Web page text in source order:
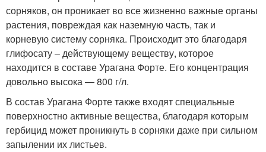
сорняков, он проникает во все жизненно важные органы
растения, повреждая как наземную часть, так и
корневую систему сорняка. Происходит это благодаря
глифосату – действующему веществу, которое
находится в составе Урагана Форте. Его концентрация
довольно высока — 800 г/л.
В состав Урагана Форте также входят специальные
поверхностно активные вещества, благодаря которым
гербицид может проникнуть в сорняки даже при сильном
запылении их листьев.